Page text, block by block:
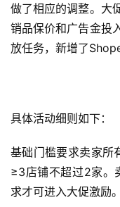
做了相应的调整。大
销品保价和广告金投
放任务，新增了
具体活动细则如下：
基础门槛要求卖家所
≥3店铺不超过2家。
求才可进入大促激励。